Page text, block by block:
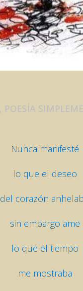
, POESÍA
Nunca manifesté
lo que el deseo
del corazón
sin embargo ame
lo que el tiempo
me mostraba